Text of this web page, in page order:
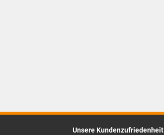
Unsere Kundenzufriedenheit